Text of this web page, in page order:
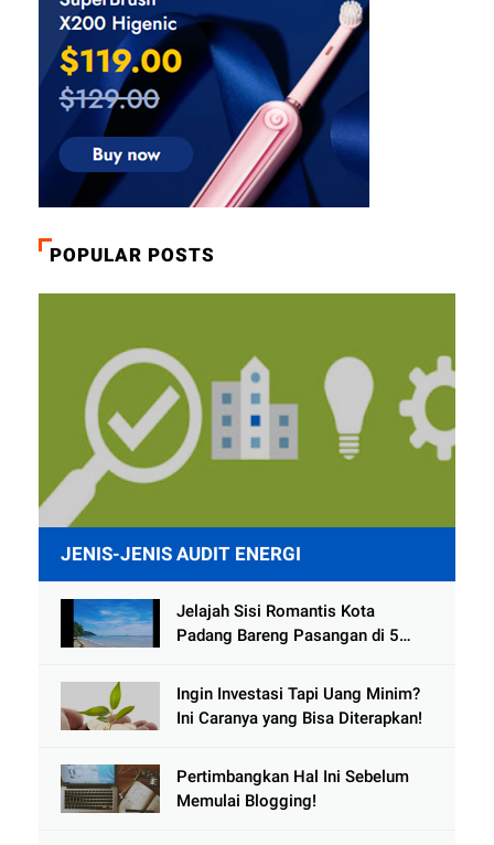
POPULAR POSTS
JENIS-JENIS AUDIT ENERGI
Jelajah Sisi Romantis Kota
Padang Bareng Pasangan di 5
Ingin Investasi Tapi Uang Minim?
Ini Caranya yang Bisa Diterapkan!
Pertimbangkan Hal Ini Sebelum
Memulai Blogging!